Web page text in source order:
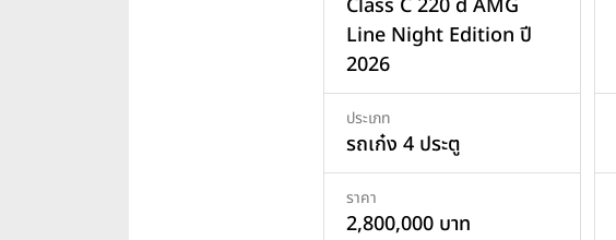
Class C 220 d AMG
Line Night Edition ปี
2026
ประเภท
รถเก๋ง 4 ประตู
ราคา
2,800,000 บาท